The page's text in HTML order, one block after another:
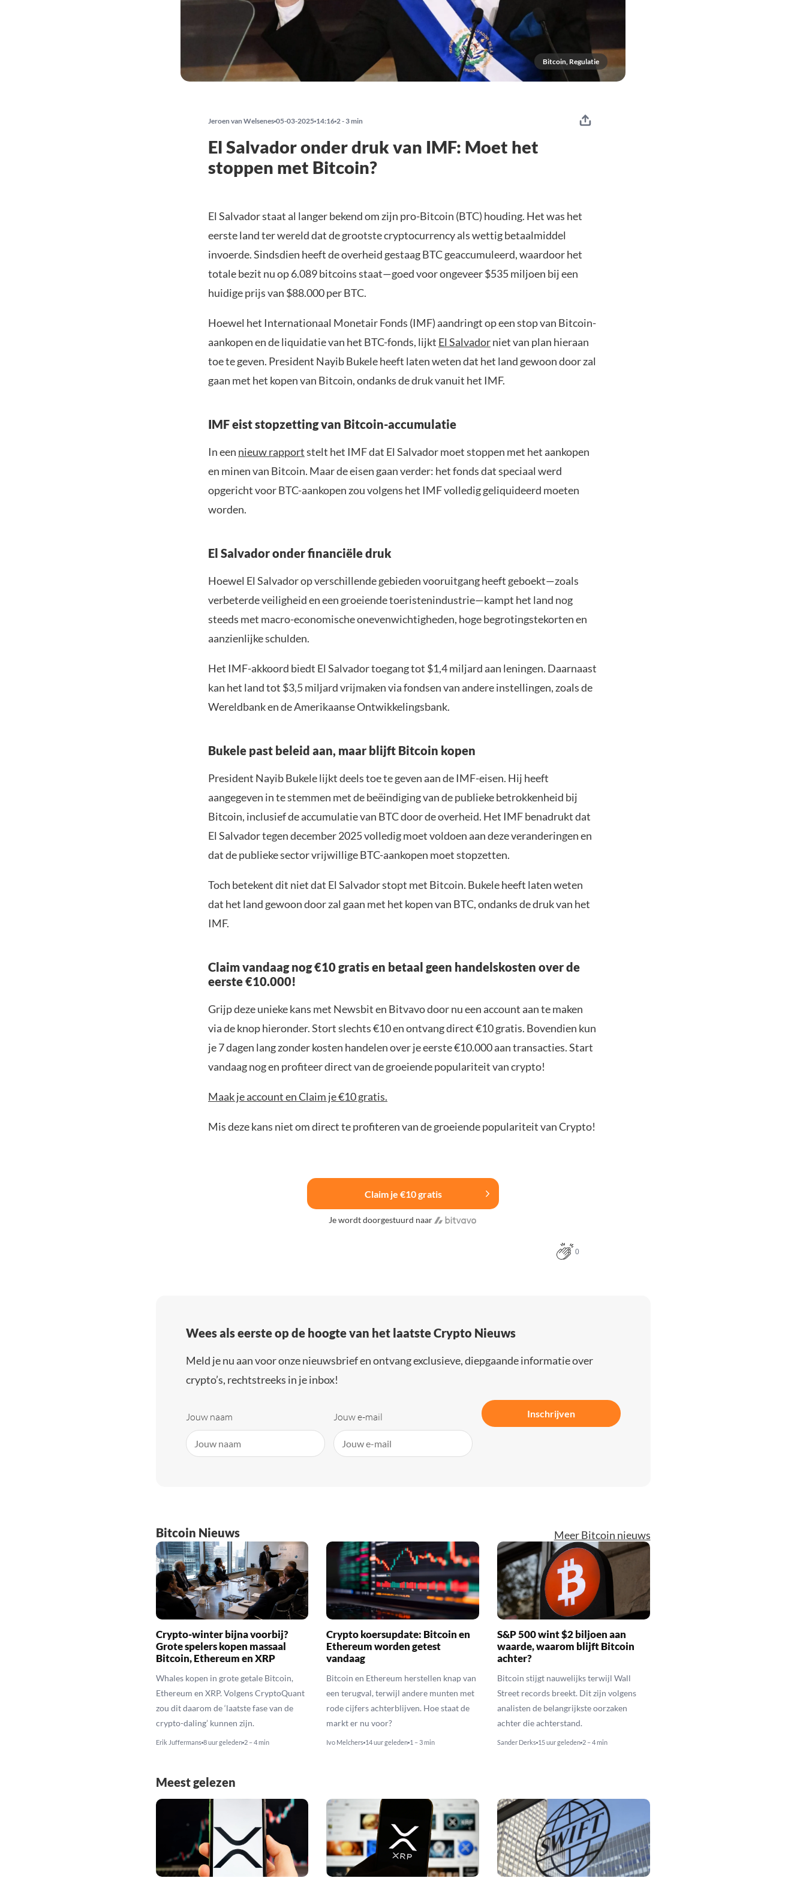
Bitcoin, Regulatie
Jeroen van Welsenes 05-03-2025 14:16 2 - 3 min
El Salvador onder druk van IMF: Moet het
stoppen met Bitcoin?
El Salvador staat al langer bekend om zijn pro-Bitcoin (BTC) houding. Het was het
eerste land ter wereld dat de grootste cryptocurrency als wettig betaalmiddel
invoerde. Sindsdien heeft de overheid gestaag BTC geaccumuleerd, waardoor het
totale bezit nu op 6.089 bitcoins staat—goed voor ongeveer $535 miljoen bij een
huidige prijs van $88.000 per BTC.
Hoewel het Internationaal Monetair Fonds (IMF) aandringt op een stop van Bitcoin-
aankopen en de liquidatie van het BTC-fonds, lijkt El Salvadorniet van plan hieraan
toe te geven. President Nayib Bukele heeft laten weten dat het land gewoon door zal
gaan met het kopen van Bitcoin, ondanks de druk vanuit het IMF.
IMF eist stopzetting van Bitcoin-accumulatie
In een nieuw rapportstelt het IMF dat El Salvador moet stoppen met het aankopen
en minen van Bitcoin. Maar de eisen gaan verder: het fonds dat speciaal werd
opgericht voor BTC-aankopen zou volgens het IMF volledig geliquideerd moeten
worden.
El Salvador onder financiële druk
Hoewel El Salvador op verschillende gebieden vooruitgang heeft geboekt—zoals
verbeterde veiligheid en een groeiende toeristenindustrie—kampt het land nog
steeds met macro-economische onevenwichtigheden, hoge begrotingstekorten en
aanzienlijke schulden.
Het IMF-akkoord biedt El Salvador toegang tot $1,4 miljard aan leningen. Daarnaast
kan het land tot $3,5 miljard vrijmaken via fondsen van andere instellingen, zoals de
Wereldbank en de Amerikaanse Ontwikkelingsbank.
Bukele past beleid aan, maar blijft Bitcoin kopen
President Nayib Bukele lijkt deels toe te geven aan de IMF-eisen. Hij heeft
aangegeven in te stemmen met de beëindiging van de publieke betrokkenheid bij
Bitcoin, inclusief de accumulatie van BTC door de overheid. Het IMF benadrukt dat
El Salvador tegen december 2025 volledig moet voldoen aan deze veranderingen en
dat de publieke sector vrijwillige BTC-aankopen moet stopzetten.
Toch betekent dit niet dat El Salvador stopt met Bitcoin. Bukele heeft laten weten
dat het land gewoon door zal gaan met het kopen van BTC, ondanks de druk van het
IMF.
Claim vandaag nog €10 gratis en betaal geen handelskosten over de
eerste €10.000!
Grijp deze unieke kans met Newsbit en Bitvavo door nu een account aan te maken
via de knop hieronder. Stort slechts €10 en ontvang direct €10 gratis. Bovendien kun
je 7 dagen lang zonder kosten handelen over je eerste €10.000 aan transacties. Start
vandaag nog en profiteer direct van de groeiende populariteit van crypto!
Maak je account en Claim je €10 gratis.
Mis deze kans niet om direct te profiteren van de groeiende populariteit van Crypto!
Claim je €10 gratis
Je wordt doorgestuurd naar
0
Wees als eerste op de hoogte van het laatste Crypto Nieuws
Meld je nu aan voor onze nieuwsbrief en ontvang exclusieve, diepgaande informatie over
crypto’s, rechtstreeks in je inbox!
Jouw naam Jouw e-mail Inschrijven
Bitcoin Nieuws Meer Bitcoin nieuws
Crypto-winter bijna voorbij?
Grote spelers kopen massaal
Bitcoin, Ethereum en XRP
Whales kopen in grote getale Bitcoin,
Ethereum en XRP. Volgens CryptoQuant
zou dit daarom de ‘laatste fase van de
crypto-daling’ kunnen zijn.
Erik Juffermans 8 uur geleden 2 – 4 min
Crypto koersupdate: Bitcoin en
Ethereum worden getest
vandaag
Bitcoin en Ethereum herstellen knap van
een terugval, terwijl andere munten met
rode cijfers achterblijven. Hoe staat de
markt er nu voor?
Ivo Melchers 14 uur geleden 1 – 3 min
S&P 500 wint $2 biljoen aan
waarde, waarom blijft Bitcoin
achter?
Bitcoin stijgt nauwelijks terwijl Wall
Street records breekt. Dit zijn volgens
analisten de belangrijkste oorzaken
achter die achterstand.
Sander Derks 15 uur geleden 2 – 4 min
Meest gelezen